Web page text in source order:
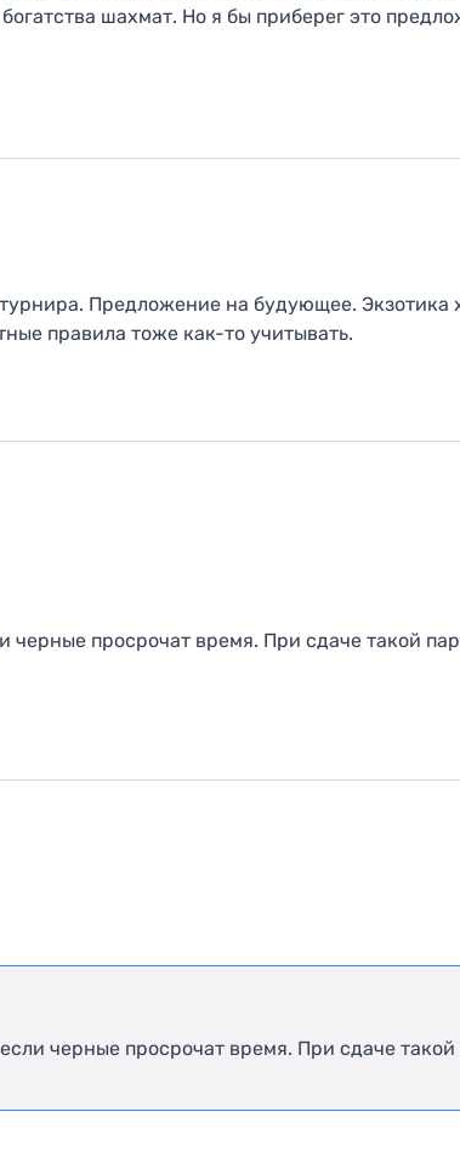
шахмат. Но я бы приберег это
Предложение на будующее. Экзотика
правила тоже как-то учитывать.
просрочат время. При сдаче такой
черные просрочат время. При сдаче